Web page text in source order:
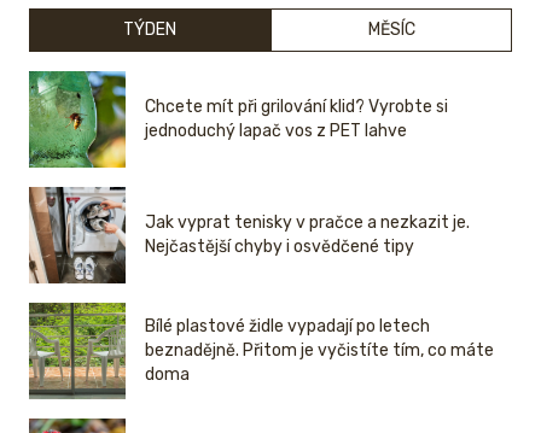
TÝDEN MĚSÍC
Chcete mít při grilování klid? Vyrobte si
jednoduchý lapač vos z PET lahve
Jak vyprat tenisky v pračce a nezkazit je.
Nejčastější chyby i osvědčené tipy
Bílé plastové židle vypadají po letech
beznadějně. Přitom je vyčistíte tím, co máte
doma